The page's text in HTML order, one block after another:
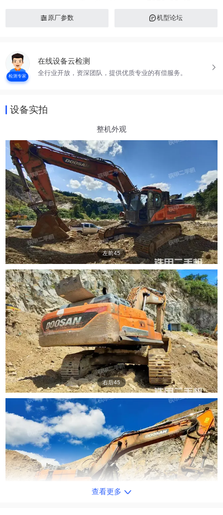
原厂参数 机型论坛
检测专家
在线设备云检测
全行业开放，资深团队，提供优质专业的有偿服务。
设备实拍
整机外观
左前45
右后45
查看更多